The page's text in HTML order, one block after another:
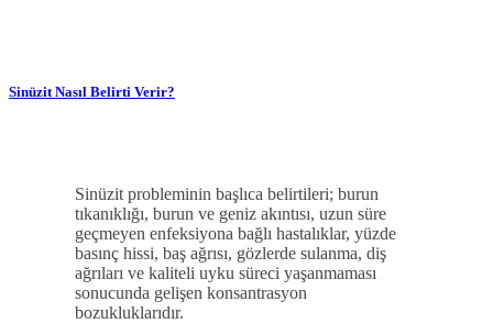
Sinüzit Nasıl Belirti Verir?
Sinüzit probleminin başlıca belirtileri; burun
tıkanıklığı, burun ve geniz akıntısı, uzun süre
geçmeyen enfeksiyona bağlı hastalıklar, yüzde
basınç hissi, baş ağrısı, gözlerde sulanma, diş
ağrıları ve kaliteli uyku süreci yaşanmaması
sonucunda gelişen konsantrasyon
bozukluklarıdır.